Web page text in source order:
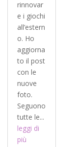
rinnovar
e i giochi
all’estern
o. Ho
aggiorna
to il post
con le
nuove
foto.
Seguono
tutte le...
leggi di
più